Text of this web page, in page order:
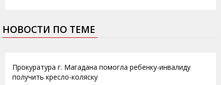
НОВОСТИ ПО ТЕМЕ
Прокуратура г. Магадана помогла ребенку-инвалиду
получить кресло-коляску